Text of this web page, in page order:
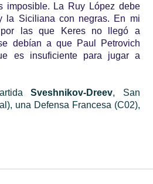
imposible. La Ruy López debe
la Siciliana con negras. En mi
las que Keres no llegó a
debían a que Paul Petrovich
es insuficiente para jugar a
Sveshnikov-Dreev, San
una Defensa Francesa (C02),